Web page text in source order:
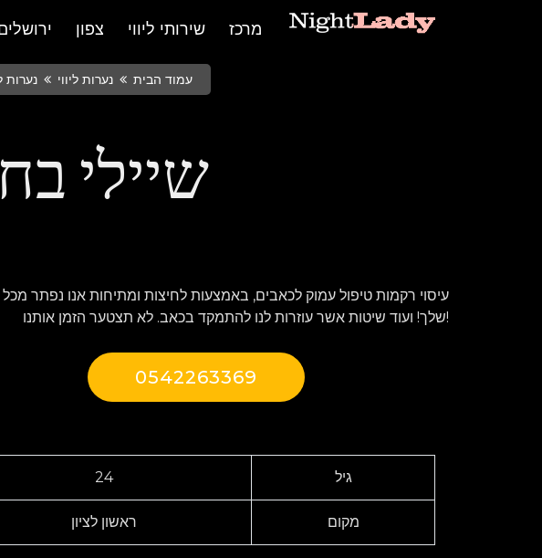
צפון שירותי ליווי מרכז
עמוד הבית נערות ליווי נערות
שיילי
עיסוי רקמות טיפול עמוק לכאבים, באמצעות לחיצות ומתיחות אנו נפתר
שלך! ועוד שיטות אשר עוזרות לנו להתמקד בכאב. לא תצטער הזמן אותנו!
0542263369
24 גיל
ראשון לציון מקום